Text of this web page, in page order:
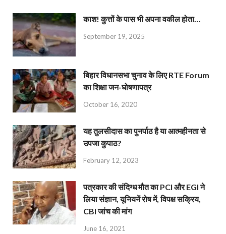
काश! कुत्तों के पास भी अपना वकील होता…
September 19, 2025
बिहार विधानसभा चुनाव के लिए RTE Forum
का शिक्षा जन-घोषणापत्र
October 16, 2020
यह तुलसीदास का पुनर्पाठ है या आत्महीनता से
उपजा कुपाठ?
February 12, 2023
पत्रकार की संदिग्ध मौत का PCI और EGI ने
लिया संज्ञान, यूनियनें रोष में, विपक्ष सक्रिय,
CBI जांच की मांग
June 16, 2021